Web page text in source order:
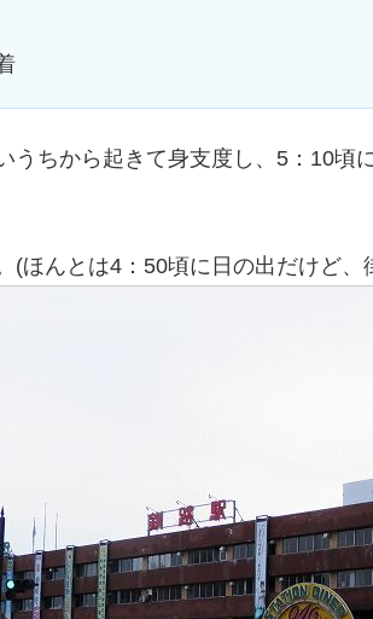
うちから起きて身支度し、5：10頃
(ほんとは4：50頃に日の出だけど